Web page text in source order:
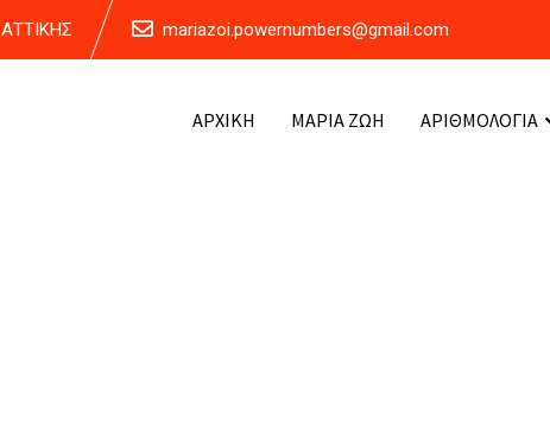
mariazoi.powernumbers@gmail.com
ΑΡΧΙΚΗ ΜΑΡΙΑ ΖΩΗ ΑΡΙΘΜΟΛΟΓΙΑ